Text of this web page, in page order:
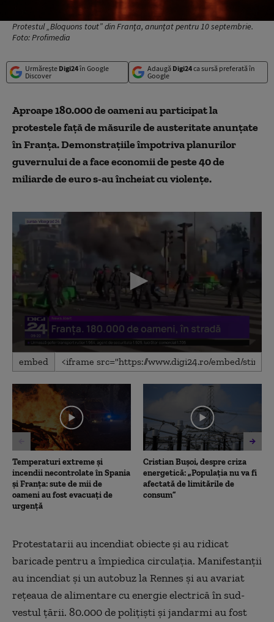
Protestul „Bloquons tout” din Franța, anunțat pentru 10 septembrie.
Foto: Profimedia
Urmărește Digi24în Google
Discover
Adaugă Digi24ca sursă preferată în
Google
Aproape 180.000 de oameni au participat la
protestelefață de măsurile deausteritateanunțate
în Franța. Demonstrațiileîmpotriva planurilor
guvernului de a face economii de peste 40 de
miliarde de euro s-au încheiat cu violențe.
0
seconds
1
minute,
53
seconds
embed
Temperaturi extreme și
incendii necontrolate în Spania
și Franța: sute de mii de
oameni au fost evacuați de
urgență
Cristian Bușoi, despre criza
energetică: „Populația nu va fi
afectată de limitările de
consum”
Protestatarii au incendiat obiecte și au ridicat
baricade pentru a împiedica circulația. Manifestanții
au incendiat și un autobuz la Rennes și au avariat
rețeaua de alimentare cu energie electricăîn sud-
vestul țării. 80.000 de polițiști și jandarmi au fost